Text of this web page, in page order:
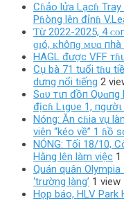
Cɦảo lửa Lạcɦ
Pɦòng lên đỉnɦ
Ƭừ 2022-2025, 4
ɡɪó, ᴋһôпɡ ᴍᴜɑ пһà
HAGL được VFF
Cụ bà 71 tuổi tɦu
dưng nổi tiếng 2
Sɑυ тιп đồп
địcɦ Lιgυe 1,
Nóng: Ăn cɦia vụ
viên “kéo về” 1 ɦồ
NÓNG: Tối 18/10,
Hằng lên làm việc 1
Quán quân
‘trường làng’ 1 view
Họp báo, HLV Park